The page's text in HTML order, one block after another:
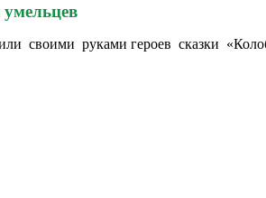
умельцев
своими руками героев сказки